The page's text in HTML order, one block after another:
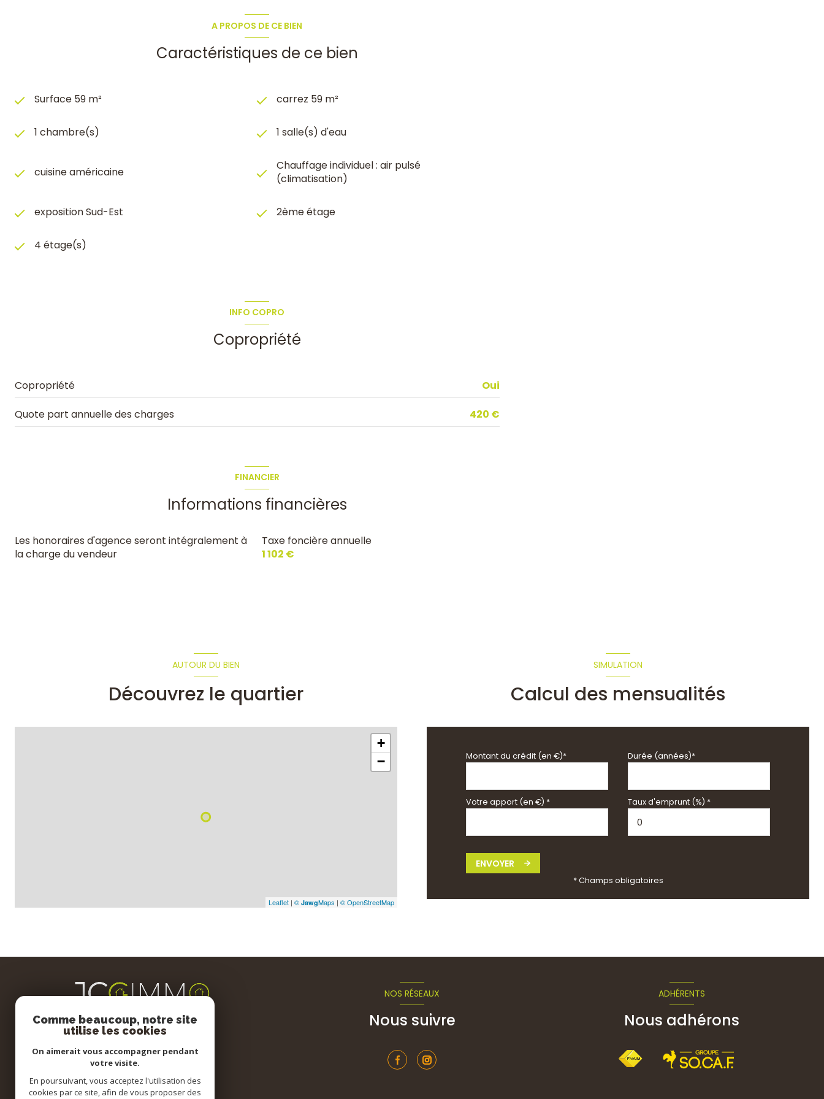
A PROPOS DE CE BIEN
Caractéristiques de ce bien
Surface 59 m² carrez 59 m²
1 chambre(s) 1 salle(s) d'eau
cuisine américaine
Chauffage individuel : air pulsé
(climatisation)
exposition Sud-Est 2ème étage
4 étage(s)
INFO COPRO
Copropriété
Copropriété Oui
Quote part annuelle des charges 420 €
FINANCIER
Informations financières
Les honoraires d'agence seront intégralement à
la charge du vendeur
Taxe foncière annuelle
1 102 €
AUTOUR DU BIEN
Découvrez le quartier
+
−
Leaflet | © JawgMaps | © OpenStreetMap
SIMULATION
Calcul des mensualités
Montant du crédit (en €)* Durée (années)*
Votre apport (en €) * Taux d'emprunt (%) *
ENVOYER
* Champs obligatoires
NOS RÉSEAUX
Nous suivre
ADHÉRENTS
Nous adhérons
Comme beaucoup, notre site
utilise les cookies
On aimerait vous accompagner pendant
votre visite.
En poursuivant, vous acceptez l'utilisation des
cookies par ce site, afin de vous proposer des